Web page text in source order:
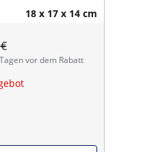
18 x 17 x 14 cm
vor dem Rabatt